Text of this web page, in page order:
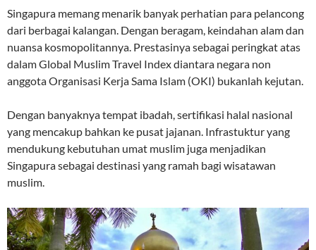
Singapura memang menarik banyak perhatian para pelancong
dari berbagai kalangan. Dengan beragam, keindahan alam dan
nuansa kosmopolitannya. Prestasinya sebagai peringkat atas
dalam Global Muslim Travel Index diantara negara non
anggota Organisasi Kerja Sama Islam (OKI) bukanlah kejutan.
Dengan banyaknya tempat ibadah, sertifikasi halal nasional
yang mencakup bahkan ke pusat jajanan. Infrastuktur yang
mendukung kebutuhan umat muslim juga menjadikan
Singapura sebagai destinasi yang ramah bagi wisatawan
muslim.